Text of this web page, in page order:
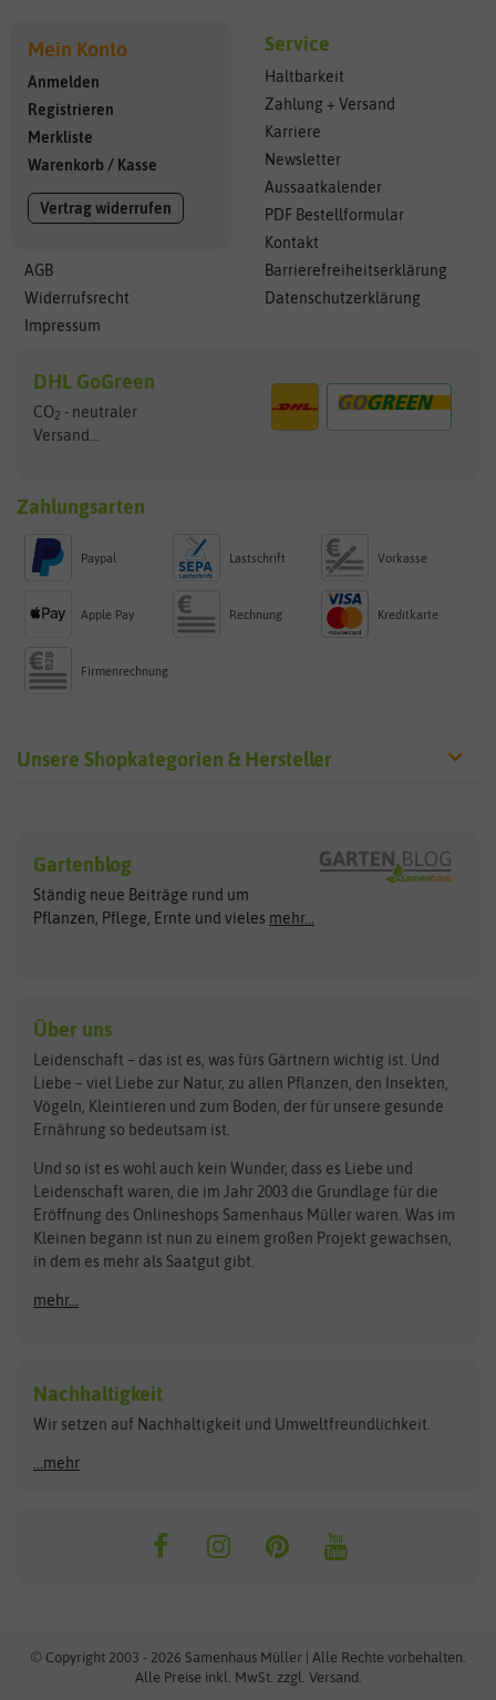
Mein Konto
Anmelden
Registrieren
Merkliste
Warenkorb / Kasse
Vertrag widerrufen
AGB
Widerrufsrecht
Impressum
Service
Haltbarkeit
Zahlung + Versand
Karriere
Newsletter
Aussaatkalender
PDF Bestellformular
Kontakt
Barrierefreiheitserklärung
Datenschutzerklärung
DHL GoGreen
CO2 - neutraler
Versand...
Zahlungsarten
Paypal Lastschrift Vorkasse
Apple Pay Rechnung Kreditkarte
Firmenrechnung
Unsere Shopkategorien & Hersteller
Exotische Samen
Gemüsesamen
Gründünger
Kräutersamen
Obstsamen
Pilzbrut
Rasensamen
Steckzwiebeln
Zimmer & Kübelpflanzen
Kataloge
Schnäppchen
Anzucht & Gartenzubehör
Anzuchtschalen
Heizmatte & Heizkabel
Kokos-Quelltabletten
Zimmergewächshaus
Maissamen
Arche Noah
ASB Greenworld
Benary
Bingenheimer Saatgut
BioBalu
Bionana
BIOWOL
Blumicorn
Bûten Birds
Carl Pabst
Clever Pots
COMPO
Dürr-Samen
elho
Feldsaaten Freudenberger
Fertil
Flora Elite
Florissa
Flortis
Franchi Sementi
Hortitops
JUB Holland
Küpper
Gartenblog
Ständig neue Beiträge rund um
Pflanzen, Pflege, Ernte und vieles mehr...
Über uns
Leidenschaft – das ist es, was fürs Gärtnern wichtig ist. Und
Liebe – viel Liebe zur Natur, zu allen Pflanzen, den Insekten,
Vögeln, Kleintieren und zum Boden, der für unsere gesunde
Ernährung so bedeutsam ist.
Und so ist es wohl auch kein Wunder, dass es Liebe und
Leidenschaft waren, die im Jahr 2003 die Grundlage für die
Eröffnung des Onlineshops Samenhaus Müller waren. Was im
Kleinen begann ist nun zu einem großen Projekt gewachsen,
in dem es mehr als Saatgut gibt.
mehr...
Nachhaltigkeit
Wir setzen auf Nachhaltigkeit und Umweltfreundlichkeit.
...mehr
© Copyright 2003 - 2026 Samenhaus Müller | Alle Rechte vorbehalten.
Alle Preise inkl. MwSt. zzgl. Versand.